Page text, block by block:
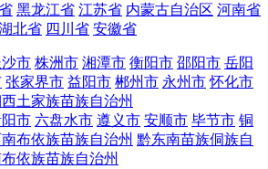
黑龙江省 江苏省 内蒙古自治区 河南省
北省 四川省 安徽省
市 株洲市 湘潭市 衡阳市 邵阳市 岳阳
张家界市 益阳市 郴州市 永州市 怀化市
土家族苗族自治州
市 六盘水市 遵义市 安顺市 毕节市 铜
布依族苗族自治州 黔东南苗族侗族自
依族苗族自治州